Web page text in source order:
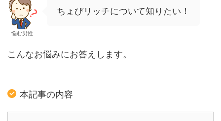
悩む男性
ちょびリッチについて知りたい！
こんなお悩みにお答えします。
本記事の内容